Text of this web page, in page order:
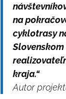
na
cyklotrasy
kraja.“
Autor